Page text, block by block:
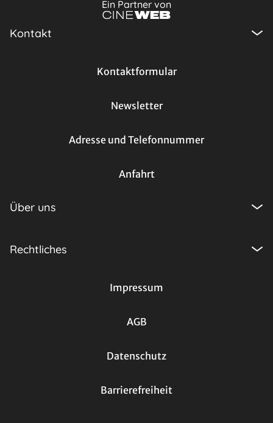
Ein Partner von
Kontakt
Kontaktformular
Newsletter
Adresse und Telefonnummer
Anfahrt
Über uns
Rechtliches
Impressum
AGB
Datenschutz
Barrierefreiheit